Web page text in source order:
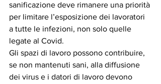
sanificazione deve rimanere una priorità
per limitare l’esposizione dei lavoratori
a tutte le infezioni, non solo quelle
legate al Covid.
Gli spazi di lavoro possono contribuire,
se non mantenuti sani, alla diffusione
dei virus e i datori di lavoro devono